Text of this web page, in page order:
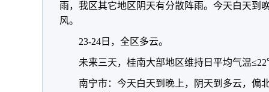
雨，我区其它地区阴天有分散阵雨。今天白天到
风。
23-24日，全区多云。
未来三天，桂南大部地区维持日平均气温
南宁市：今天白天到晚上，阴天到多云，偏